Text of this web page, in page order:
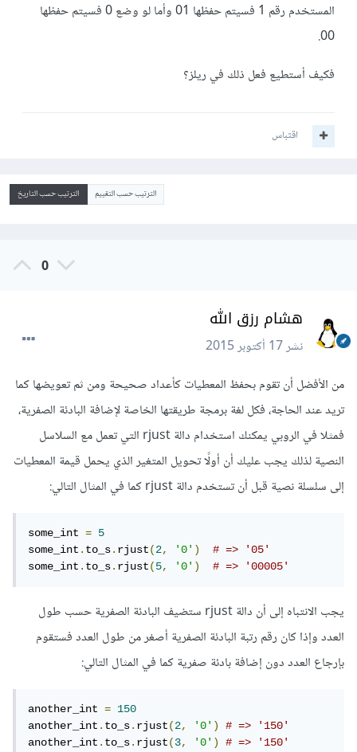
المستخدم رقم 1 فسيتم حفظها 01 وأما لو وضع 0 فسيتم حفظها
00.
فكيف أستطيع فعل ذلك في ريلز؟
اقتباس
الترتيب حسب التقييم الترتيب حسب التاريخ
0
هشام رزق الله
نشر17 أكتوبر 2015
من الأفضل أن تقوم بحفظ المعطيات كأعداد صحيحة ومن ثم تعويضها كما
تريد عند الحاجة، فكل لغة برمجة طريقتها الخاصة لإضافة البادئة الصفرية،
فمثلا في الروبي يمكنك استخدام دالة rjust التي تعمل مع السلاسل
النصية لذلك يجب عليك أن أولًا تحويل المتغير الذي يحمل قيمة المعطيات
إلى سلسلة نصية قبل أن تستخدم دالة rjust كما في المثال التالي:
some_int =
5
some_int.to_s.rjust(2, '0')
# => '05'
some_int.to_s.rjust(5, '0') # => '00005'
يجب الانتباه إلى أن دالة rjust ستضيف البادئة الصفرية حسب طول
العدد وإذا كان رقم رتبة البادئة الصفرية أصغر من طول العدد فستقوم
بإرجاع العدد دون إضافة بادئة صفرية كما في المثال التالي:
another_int =
150
another_int.to_s.rjust(2, '0')
# => '150'
another_int.to_s.rjust(3, '0')
# => '150'